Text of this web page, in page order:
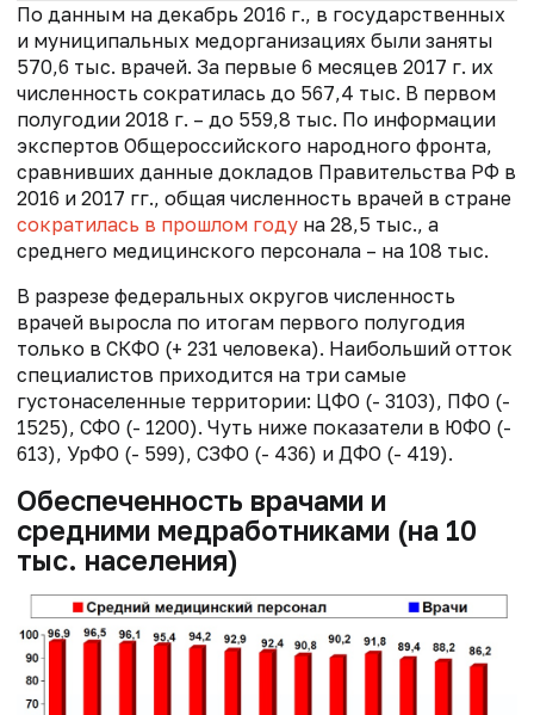
По данным на декабрь 2016 г., в государственных
и муниципальных медорганизациях были заняты
570,6 тыс. врачей. За первые 6 месяцев 2017 г. их
численность сократилась до 567,4 тыс. В первом
полугодии 2018 г. – до 559,8 тыс. По информации
экспертов Общероссийского народного фронта,
сравнивших данные докладов Правительства РФ в
2016 и 2017 гг., общая численность врачей в стране
сократилась в прошлом году на 28,5 тыс., а
среднего медицинского персонала – на 108 тыс.
В разрезе федеральных округов численность
врачей выросла по итогам первого полугодия
только в СКФО (+ 231 человека). Наибольший отток
специалистов приходится на три самые
густонаселенные территории: ЦФО (- 3103), ПФО (-
1525), СФО (- 1200). Чуть ниже показатели в ЮФО (-
613), УрФО (- 599), СЗФО (- 436) и ДФО (- 419).
Обеспеченность врачами и
средними медработниками (на 10
тыс. населения)